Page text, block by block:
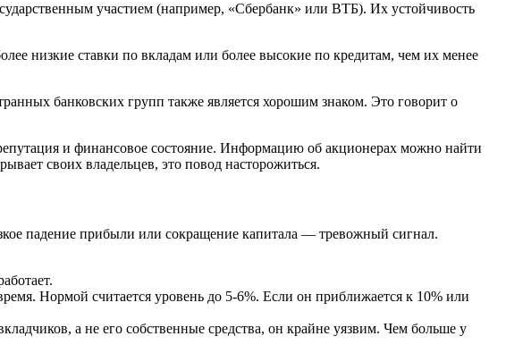
участием (например, «Сбербанк» или ВТБ). Их устойчивость
низкие ставки по вкладам или более высокие по кредитам, чем их менее
банковских групп также является хорошим знаком. Это говорит о
и финансовое состояние. Информацию об акционерах можно найти
своих владельцев, это повод насторожиться.
падение прибыли или сокращение капитала — тревожный сигнал.
Нормой считается уровень до 5-6%. Если он приближается к 10% или
а не его собственные средства, он крайне уязвим. Чем больше у